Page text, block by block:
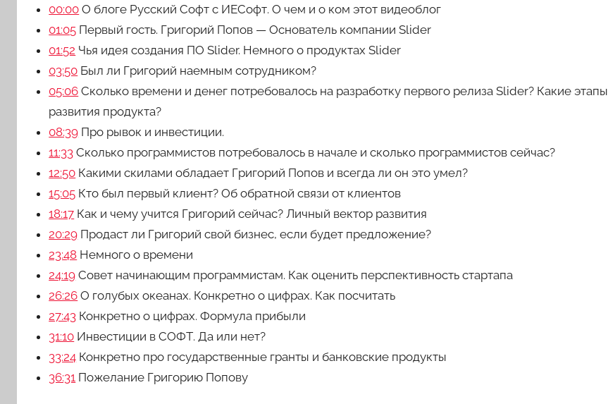
00:00 О блоге Русский Софт с ИЕСофт. О чем и о ком этот видеоблог
01:05 Первый гость. Григорий Попов — Основатель компании Slider
01:52 Чья идея создания ПО Slider. Немного о продуктах Slider
03:50 Был ли Григорий наемным сотрудником?
05:06 Сколько времени и денег потребовалось на разработку первого релиза Slider? Какие этапы
развития продукта?
08:39 Про рывок и инвестиции.
11:33 Сколько программистов потребовалось в начале и сколько программистов сейчас?
12:50 Какими скилами обладает Григорий Попов и всегда ли он это умел?
15:05 Кто был первый клиент? Об обратной связи от клиентов
18:17 Как и чему учится Григорий сейчас? Личный вектор развития
20:29 Продаст ли Григорий свой бизнес, если будет предложение?
23:48 Немного о времени
24:19 Совет начинающим программистам. Как оценить перспективность стартапа
26:26 О голубых океанах. Конкретно о цифрах. Как посчитать
27:43 Конкретно о цифрах. Формула прибыли
31:10 Инвестиции в СОФТ. Да или нет?
33:24 Конкретно про государственные гранты и банковские продукты
36:31 Пожелание Григорию Попову